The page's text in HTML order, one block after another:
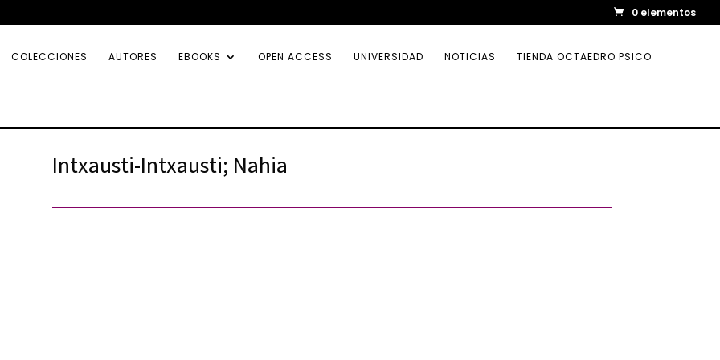
0 elementos
COLECCIONES AUTORES EBOOKS OPEN ACCESS UNIVERSIDAD NOTICIAS TIENDA OCTAEDRO PSICO
Intxausti-Intxausti; Nahia